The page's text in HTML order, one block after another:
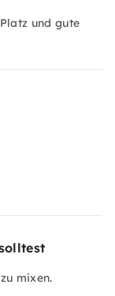
und gute
mixen.